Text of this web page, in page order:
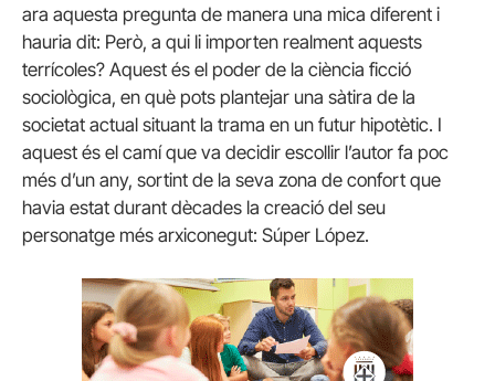
ara aquesta pregunta de manera una mica diferent i
hauria dit: Però, a qui li importen realment aquests
terrícoles? Aquest és el poder de la ciència ficció
sociològica, en què pots plantejar una sàtira de la
societat actual situant la trama en un futur hipotètic. I
aquest és el camí que va decidir escollir l’autor fa poc
més d’un any, sortint de la seva zona de confort que
havia estat durant dècades la creació del seu
personatge més arxiconegut: Súper López.